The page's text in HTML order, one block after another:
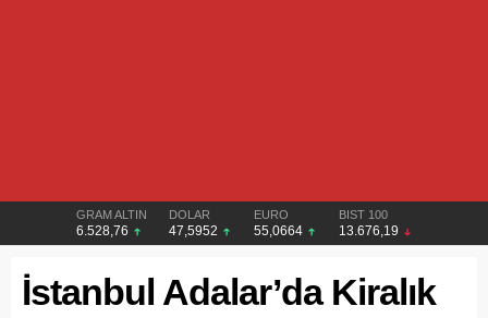
GRAM ALTIN
6.528,76
DOLAR
47,5952
EURO
55,0664
BIST 100
13.676,19
İstanbul Adalar’da Kiralık